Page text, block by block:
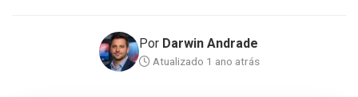
Por Darwin Andrade
Atualizado 1 ano atrás